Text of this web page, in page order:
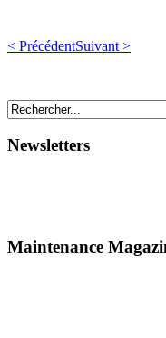
< PrécédentSuivant >
Newsletters
Maintenance